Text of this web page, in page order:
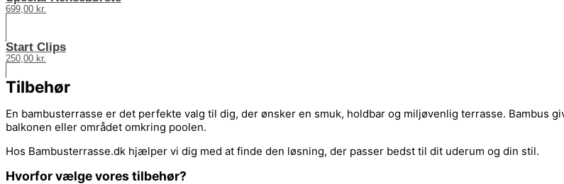
699,00 kr.
Start Clips
250,00 kr.
Tilbehør
En bambusterrasse er det perfekte valg til dig, der ønsker en smuk, holdbar og miljøvenlig terrasse. Bambus
balkonen eller området omkring poolen.
Hos Bambusterrasse.dk hjælper vi dig med at finde den løsning, der passer bedst til dit uderum og din stil.
Hvorfor vælge vores tilbehør?